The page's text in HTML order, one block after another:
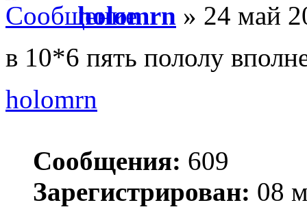
holomrn » 24 май
в 10*6 пять пололу
holomrn
Сообщения: 609
Зарегистрирован: 08